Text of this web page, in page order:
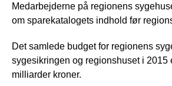
Medarbejderne på regionens
om sparekatalogets indhold før
Det samlede budget for regionens
sygesikringen og regionshuset i 2015
milliarder kroner.